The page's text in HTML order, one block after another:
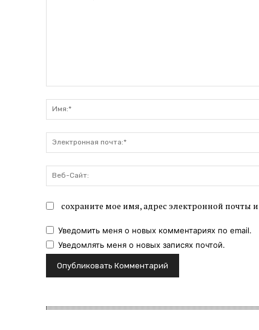
сохраните мое имя, адрес электронной почты
Уведомить меня о новых комментариях по email.
Уведомлять меня о новых записях почтой.